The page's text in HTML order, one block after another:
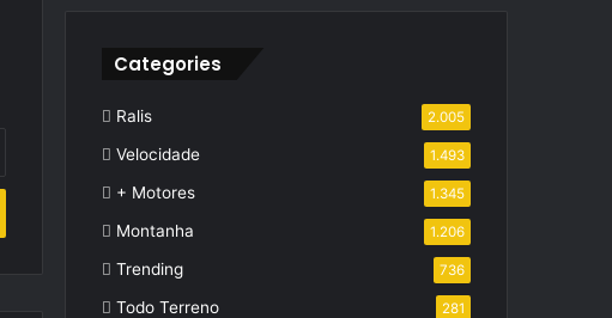
Categories
Ralis 2.005
Velocidade 1.493
+ Motores 1.345
Montanha 1.206
Trending 736
Todo Terreno 281